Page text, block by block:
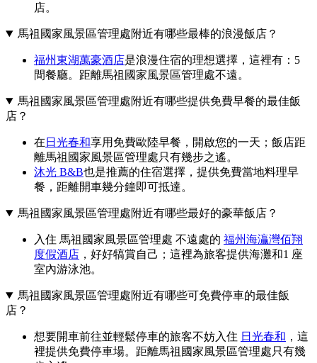
店。
馬祖國家風景區管理處附近有哪些最棒的浪漫飯店？
福州東湖萬豪酒店是浪漫住宿的理想選擇，這裡有：5
間餐廳。距離馬祖國家風景區管理處不遠。
馬祖國家風景區管理處附近有哪些提供免費早餐的最佳飯
店？
在 日光春和享用免費歐陸早餐，開啟您的一天；飯店距
離馬祖國家風景區管理處只有幾步之遙。
沐光 B&B也是推薦的住宿選擇，提供免費當地料理早
餐，距離開車幾分鐘即可抵達。
馬祖國家風景區管理處附近有哪些最好的豪華飯店？
入住 馬祖國家風景區管理處 不遠處的 福州海灜灣佰翔
度假酒店 ，好好犒賞自己；這裡為旅客提供海灘和1 座
室內游泳池。
馬祖國家風景區管理處附近有哪些可免費停車的最佳飯
店？
想要開車前往並輕鬆停車的旅客不妨入住 日光春和 ，這
裡提供免費停車場。距離馬祖國家風景區管理處只有幾